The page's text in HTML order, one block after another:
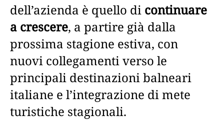
dell’azienda è quello di continuare
a crescere, a partire già dalla
prossima stagione estiva, con
nuovi collegamenti verso le
principali destinazioni balneari
italiane e l’integrazione di mete
turistiche stagionali.